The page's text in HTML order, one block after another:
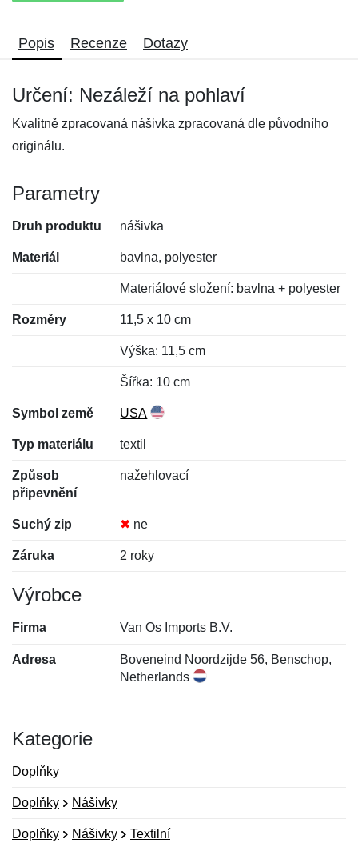
Popis Recenze Dotazy
Určení: Nezáleží na pohlaví
Kvalitně zpracovaná nášivka zpracovaná dle původního
originálu.
Parametry
Druh produktu nášivka
Materiál bavlna, polyester
Materiálové složení: bavlna + polyester
Rozměry 11,5 x 10 cm
Výška: 11,5 cm
Šířka: 10 cm
Symbol země USA
Typ materiálu textil
Způsob
připevnění
nažehlovací
Suchý zip ✖ ne
Záruka 2 roky
Výrobce
Firma Van Os Imports B.V.
Adresa
Boveneind Noordzijde 56, Benschop,
Netherlands
Kategorie
Doplňky
Doplňky Nášivky
Doplňky Nášivky Textilní